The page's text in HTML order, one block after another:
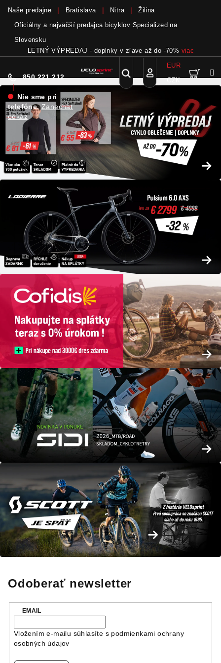
obsah
Naše predajne Bratislava Nitra
Žilina
Oficiálny a najväčší predajca bicyklov Specialized na
Slovensku
LETNÝ VÝPREDAJ - doplnky v zľave až do -70% viac
850 221 212
|
Nie sme pri
telefóne.Zanechať
odkaz
Hľadať
Prihlásenie
EUR
CZK
Odoberať newsletter
EMAIL
Vložením e-mailu súhlasíte s podmienkami ochrany
osobných údajov